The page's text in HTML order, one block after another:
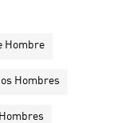
Hombre
Hombres